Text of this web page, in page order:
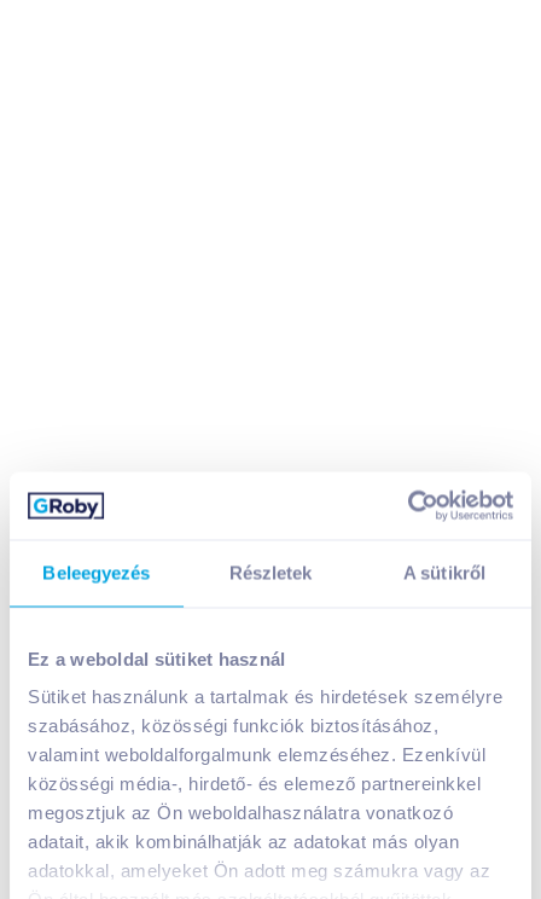
Beleegyezés Részletek A sütikről
Ez a weboldal sütiket használ
Sütiket használunk a tartalmak és hirdetések személyre
szabásához, közösségi funkciók biztosításához,
valamint weboldalforgalmunk elemzéséhez. Ezenkívül
közösségi média-, hirdető- és elemező partnereinkkel
megosztjuk az Ön weboldalhasználatra vonatkozó
adatait, akik kombinálhatják az adatokat más olyan
adatokkal, amelyeket Ön adott meg számukra vagy az
Felix Fantastic macskaeledel 4x100 g
csirkével/marhával aszpikban
A termék jelenleg nem elérhető
Bevásárlólistához adom Értesíts, ha olcsóbb!
Termékleírás a(z)Felix Fantastic macskaeledel
4x100 g csirkével/marhával